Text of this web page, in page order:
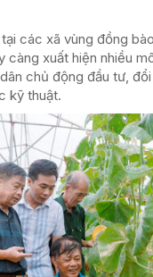
các xã vùng đồng
càng xuất hiện nhiều
chủ động đầu tư,
kỹ thuật.